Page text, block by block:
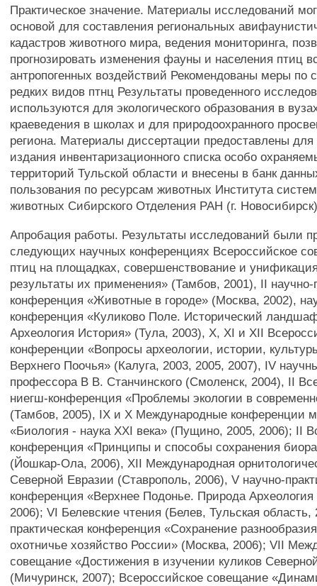
Практическое значение. Материалы исследований
основой для составления региональных
кадастров животного мира, ведения мониторинга,
прогнозировать изменения фауны и населения птиц
антропогенных воздействий Рекомендованы меры по
редких видов птнц Результаты проведенного
используются для экологического образования в
краеведения в школах и для природоохранного
региона. Материалы диссертации предоставлены для
издания инвентаризационного списка особо
территорий Тульской области и внесены в банк
пользования по ресурсам животных Института
животных Сибирского Отделения РАН (г.
Апробация работы. Результаты исследований были
следующих научных конференциях Всероссийское
птиц на площадках, совершенствование и
результаты их применения» (Тамбов, 2001), II научно-
конференция «Животные в городе» (Москва, 2002),
конференция «Куликово Поле. Исторический
Археология История» (Тула, 2003), X, XI и XII
конференции «Вопросы археологии, истории,
Верхнего Поочья» (Калуга, 2003, 2005, 2007), IV
профессора В В. Станчинского (Смоленск, 2004), II
ниегш-конференция «Проблемы экологии в
(Тамбов, 2005), IX и X Международные конференции
«Биология - наука XXI века» (Пущино, 2005, 2006); II
конференция «Принципы и способы сохранения
(Йошкар-Ола, 2006), XII Международная
Северной Евразии (Ставрополь, 2006), V научно-
конференция «Верхнее Подонье. Природа
2006); VI Белевские чтения (Белев, Тульская
практическая конференция «Сохранение
охотничье хозяйство России» (Москва, 2006); VII
совещание «Достижения в изучении куликов
(Мичуринск, 2007); Всероссийское совещание